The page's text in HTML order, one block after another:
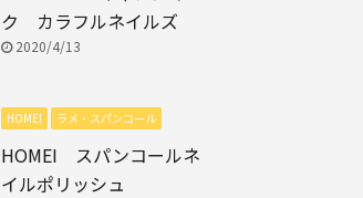
ク カラフルネイルズ
2020/4/13
HOMEI ラメ・スパンコール
HOMEI スパンコールネ
イルポリッシュ